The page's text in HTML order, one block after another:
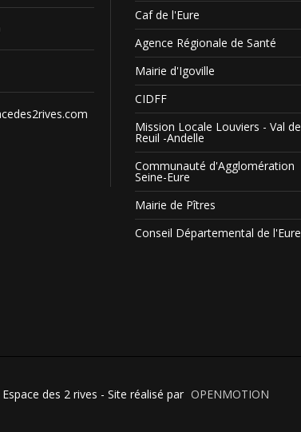
Caf de l'Eure
Agence Régionale de Santé
Mairie d'Igoville
CIDFF
Mission Locale Louviers - Val de
Reuil -Andelle
Communauté d'Agglomération
Seine-Eure
Mairie de Pîtres
Conseil Départemental de l'Eure
des 2 rives - Site réalisé par OPENMOTION